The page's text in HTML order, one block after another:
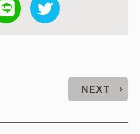
NEXT